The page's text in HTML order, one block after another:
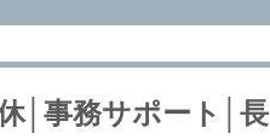
│事務サポート│長